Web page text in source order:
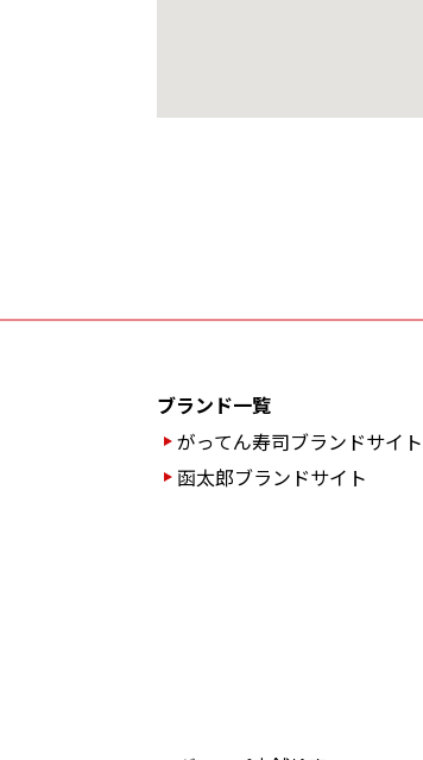
ブランド一覧
がってん寿司ブランドサイト
函太郎ブランドサイト